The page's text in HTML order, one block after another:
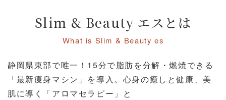
Slim & Beauty エスとは
What is Slim & Beauty es
静岡県東部で唯一！15分で脂肪を分解・燃焼できる
「最新痩身マシン」を導入。心身の癒しと健康、美
肌に導く「アロマセラピー」と